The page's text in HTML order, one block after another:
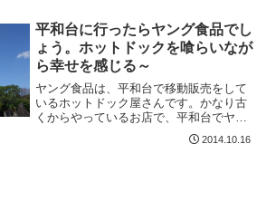
平和台に行ったらヤング食品でし
ょう。ホットドックを喰らいなが
ら幸せを感じる～
ヤング食品は、平和台で移動販売をして
いるホットドック屋さんです。かなり古
くからやっているお店で、平和台でヤン
グ食品を見つけたら即買いましょ
う！！！ヤング食品基本情報ヤング食品
2014.10.16